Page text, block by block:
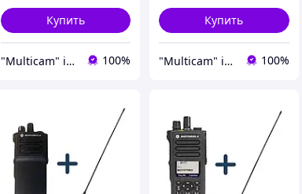
Купить
"Multicam" інтернет магазин 100%
Купить
"Multicam" інтернет магазин 100%